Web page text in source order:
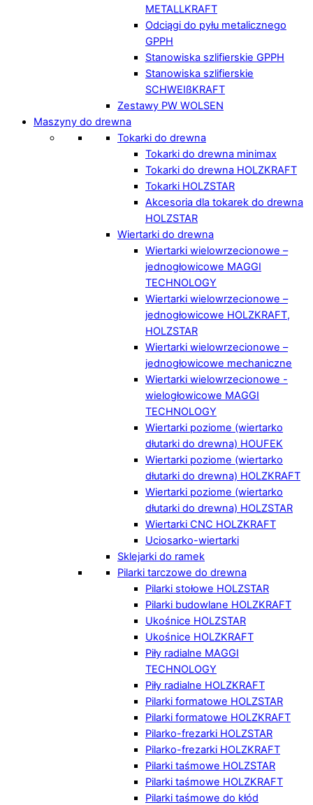
METALLKRAFT
Odciągi do pyłu metalicznego
GPPH
Stanowiska szlifierskie GPPH
Stanowiska szlifierskie
SCHWEIßKRAFT
Zestawy PW WOLSEN
Maszyny do drewna
Tokarki do drewna
Tokarki do drewna minimax
Tokarki do drewna HOLZKRAFT
Tokarki HOLZSTAR
Akcesoria dla tokarek do drewna
HOLZSTAR
Wiertarki do drewna
Wiertarki wielowrzecionowe –
jednogłowicowe MAGGI
TECHNOLOGY
Wiertarki wielowrzecionowe –
jednogłowicowe HOLZKRAFT,
HOLZSTAR
Wiertarki wielowrzecionowe –
jednogłowicowe mechaniczne
Wiertarki wielowrzecionowe -
wielogłowicowe MAGGI
TECHNOLOGY
Wiertarki poziome (wiertarko
dłutarki do drewna) HOUFEK
Wiertarki poziome (wiertarko
dłutarki do drewna) HOLZKRAFT
Wiertarki poziome (wiertarko
dłutarki do drewna) HOLZSTAR
Wiertarki CNC HOLZKRAFT
Uciosarko-wiertarki
Sklejarki do ramek
Pilarki tarczowe do drewna
Pilarki stołowe HOLZSTAR
Pilarki budowlane HOLZKRAFT
Ukośnice HOLZSTAR
Ukośnice HOLZKRAFT
Piły radialne MAGGI
TECHNOLOGY
Piły radialne HOLZKRAFT
Pilarki formatowe HOLZSTAR
Pilarki formatowe HOLZKRAFT
Pilarko-frezarki HOLZSTAR
Pilarko-frezarki HOLZKRAFT
Pilarki taśmowe HOLZSTAR
Pilarki taśmowe HOLZKRAFT
Pilarki taśmowe do kłód